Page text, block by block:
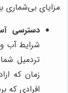
مزایای بی‌شماری
دسترسی
شرایط آب و
تردمیل
زمان که
افرادی که